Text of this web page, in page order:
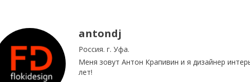
antondj
Россия. г. Уфа.
Меня зовут Антон Крапивин и я дизайнер
лет!